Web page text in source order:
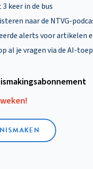
keer in de bus
naar de NTVG-
alerts voor artikelen
al je vragen via de AI-